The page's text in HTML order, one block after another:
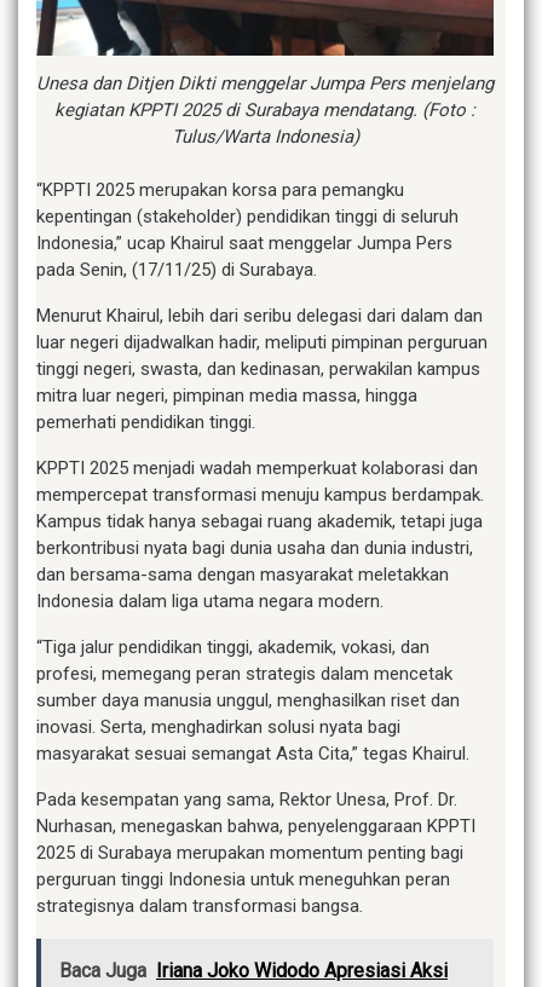
Unesa dan Ditjen Dikti menggelar Jumpa Pers menjelang
kegiatan KPPTI 2025 di Surabaya mendatang. (Foto :
Tulus/Warta Indonesia)
“KPPTI 2025 merupakan korsa para pemangku
kepentingan (stakeholder) pendidikan tinggi di seluruh
Indonesia,” ucap Khairul saat menggelar Jumpa Pers
pada Senin, (17/11/25) di Surabaya.
Menurut Khairul, lebih dari seribu delegasi dari dalam dan
luar negeri dijadwalkan hadir, meliputi pimpinan perguruan
tinggi negeri, swasta, dan kedinasan, perwakilan kampus
mitra luar negeri, pimpinan media massa, hingga
pemerhati pendidikan tinggi.
KPPTI 2025 menjadi wadah memperkuat kolaborasi dan
mempercepat transformasi menuju kampus berdampak.
Kampus tidak hanya sebagai ruang akademik, tetapi juga
berkontribusi nyata bagi dunia usaha dan dunia industri,
dan bersama-sama dengan masyarakat meletakkan
Indonesia dalam liga utama negara modern.
“Tiga jalur pendidikan tinggi, akademik, vokasi, dan
profesi, memegang peran strategis dalam mencetak
sumber daya manusia unggul, menghasilkan riset dan
inovasi. Serta, menghadirkan solusi nyata bagi
masyarakat sesuai semangat Asta Cita,” tegas Khairul.
Pada kesempatan yang sama, Rektor Unesa, Prof. Dr.
Nurhasan, menegaskan bahwa, penyelenggaraan KPPTI
2025 di Surabaya merupakan momentum penting bagi
perguruan tinggi Indonesia untuk meneguhkan peran
strategisnya dalam transformasi bangsa.
Baca Juga
Iriana Joko Widodo Apresiasi Aksi